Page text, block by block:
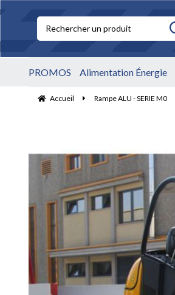
PROMOS Alimentation Énergie
Accueil Rampe ALU - SERIE M0